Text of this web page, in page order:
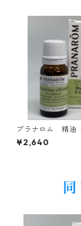
プラナロム 精油
シャルオイル）
リーシネオール
¥2,640